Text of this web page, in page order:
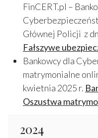
FinCERT.pl –
Głównej Policji z
Fałszywe
Bankowcy dla
matrymonialne
kwietnia 2025 r.
Oszustwa
2024